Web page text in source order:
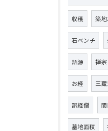
収穫 築
石ベンチ
語源 禅宗
お経 三
訳経僧
墓地面積